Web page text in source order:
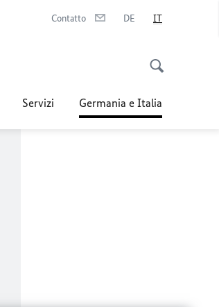
Contatto DE IT
Servizi Germania e Italia